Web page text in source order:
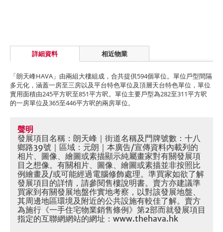
詳細資料 相近物業
「朗天峰HAVA」由兩組大樓組成，合共提供594個單位。單位戶型間隔
多元化，涵蓋一房至三房以及平台特色單位及頂層天台特色單位，單位
實用面積由245平方呎至851平方呎。單位主要戶型為282至311平方呎
的一房單位及365至446平方呎的兩房單位。
聲明
發展項目名稱：朗天峰｜街道名稱及門牌號數：十八
鄉路39號｜區域：元朗｜本廣告/宣傳資料內載列的
相片、圖像、繪圖或素描顯示純屬畫家對有關發展項
目之想像。有關相片、圖像、繪圖或素描並非按照比
例繪畫及/或可能經過電腦修飾處理。準買家如欲了解
發展項目的詳情，請參閱售樓說明書。賣方亦建議準
買家到有關發展地盤作實地考察，以對該發展地盤、
其周邊地區環境及附近的公共設施有較佳了解。賣方
為施行《一手住宅物業銷售條例》第2部而就發展項目
指定的互聯網網站的網址：www.thehava.hk